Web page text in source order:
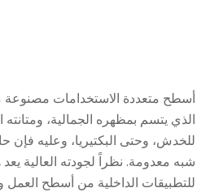
الذي يتسم بمظهره الجمالية، ومتانته
للخدش، وحتى البكتيريا، وعليه فإن
شبه معدومة. نظراً لجودته العالية
للتطبيقات الداخلية من أسطح العمل